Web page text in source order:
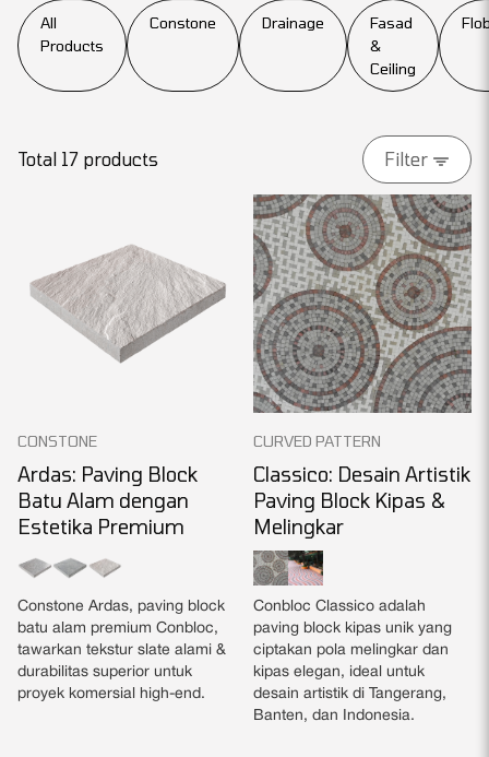
All
Products
Constone Drainage
Fasad
&
Ceiling
Total 17 products Filter
CONSTONE
Ardas: Paving Block
Batu Alam dengan
Estetika Premium
Constone Ardas, paving block
batu alam premium Conbloc,
tawarkan tekstur slate alami &
durabilitas superior untuk
proyek komersial high-end.
CURVED PATTERN
Classico: Desain Artistik
Paving Block Kipas &
Melingkar
Conbloc Classico adalah
paving block kipas unik yang
ciptakan pola melingkar dan
kipas elegan, ideal untuk
desain artistik di Tangerang,
Banten, dan Indonesia.